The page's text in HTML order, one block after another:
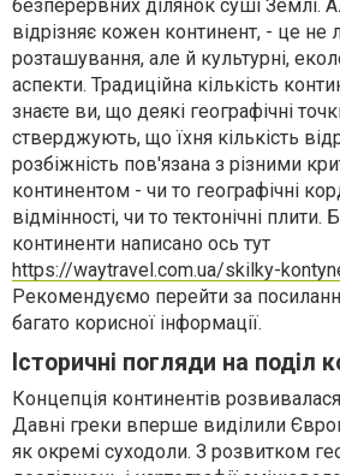
безперервних ділянок суші Землі.
відрізняє кожен континент, - це не
розташування, але й культурні,
аспекти. Традиційна кількість
знаєте ви, що деякі географічні
стверджують, що їхня кількість
розбіжність пов'язана з різними
континентом - чи то географічні
відмінності, чи то тектонічні плити.
континенти написано ось тут
https://waytravel.com.ua/skilky-
Рекомендуємо перейти за
багато корисної інформації.
Історичні погляди на поділ
Концепція континентів
Давні греки вперше виділили
як окремі суходоли. З розвитком